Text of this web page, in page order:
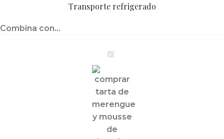
Transporte refrigerado
Combina con...
Tarta
de
Chocolate